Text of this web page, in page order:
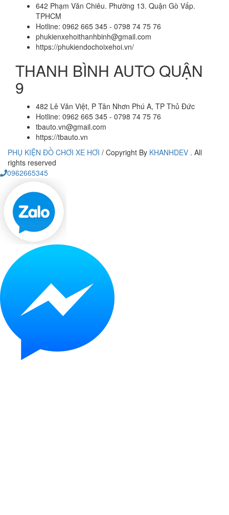
642 Phạm Văn Chiêu. Phường 13. Quận Gò Vấp.
TPHCM
Hotline: 0962 665 345 - 0798 74 75 76
phukienxehoithanhbinh@gmail.com
https://phukiendochoixehoi.vn/
THANH BÌNH AUTO QUẬN
9
482 Lê Văn Việt, P Tân Nhơn Phú A, TP Thủ Đức
Hotline: 0962 665 345 - 0798 74 75 76
tbauto.vn@gmail.com
https://tbauto.vn
PHỤ KIỆN ĐỒ CHƠI XE HƠI / Copyright By KHANHDEV . All
rights reserved
0962665345